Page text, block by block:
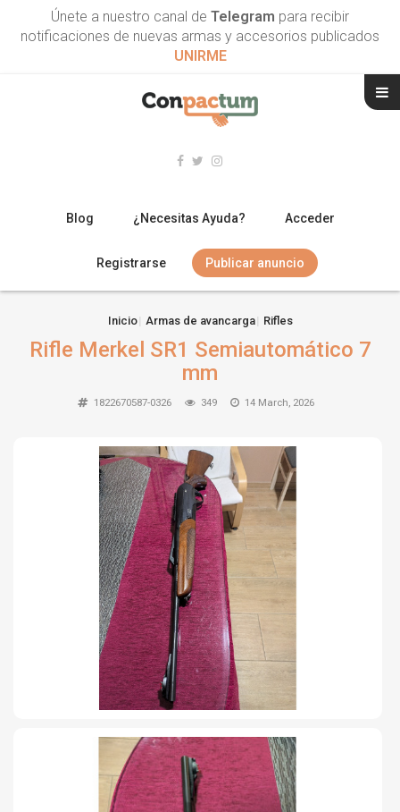
Únete a nuestro canal de Telegram para recibir
notificaciones de nuevas armas y accesorios publicados
UNIRME
Blog ¿Necesitas Ayuda? Acceder
Registrarse Publicar anuncio
ESCOPETAS
AIRE COMPRIMIDO
OTRAS ARMAS
ACCESORIOS
Inicio Armas de avancarga Rifles
Rifle Merkel SR1 Semiautomático 7
mm
1822670587-0326 349 14 March, 2026